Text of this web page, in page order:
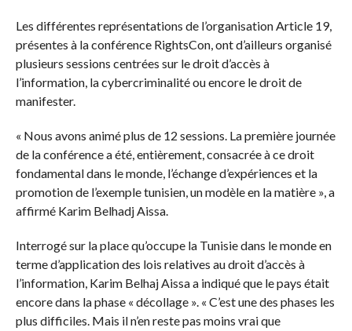
Les différentes représentations de l’organisation Article 19,
présentes à la conférence RightsCon, ont d’ailleurs organisé
plusieurs sessions centrées sur le droit d’accès à
l’information, la cybercriminalité ou encore le droit de
manifester.
« Nous avons animé plus de 12 sessions. La première journée
de la conférence a été, entièrement, consacrée à ce droit
fondamental dans le monde, l’échange d’expériences et la
promotion de l’exemple tunisien, un modèle en la matière », a
affirmé Karim Belhadj Aissa.
Interrogé sur la place qu’occupe la Tunisie dans le monde en
terme d’application des lois relatives au droit d’accès à
l’information, Karim Belhaj Aissa a indiqué que le pays était
encore dans la phase « décollage ». « C’est une des phases les
plus difficiles. Mais il n’en reste pas moins vrai que